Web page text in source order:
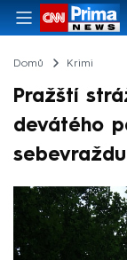
Domů Krimi
Pražští
devátého
sebevraždu